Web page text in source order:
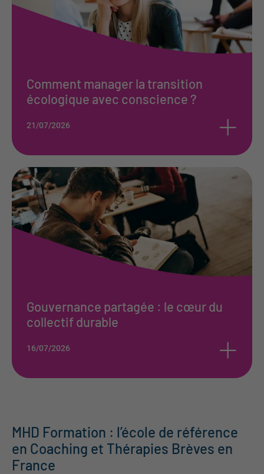
Comment manager la transition
écologique avec conscience ?
+
21/07/2026
Gouvernance partagée : le cœur du
collectif durable
+
16/07/2026
MHD Formation : l’école de référence
en Coaching et Thérapies Brèves en
France